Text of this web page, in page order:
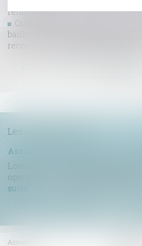
rénovation
Quid de l’état des lieux établi
bailleur, au fondement de sa
reconnaissance de désordres
Les dernières actus
Lorsqu'un contrat d'assurance
opérations dont le coût n'excède
suite
Accueil